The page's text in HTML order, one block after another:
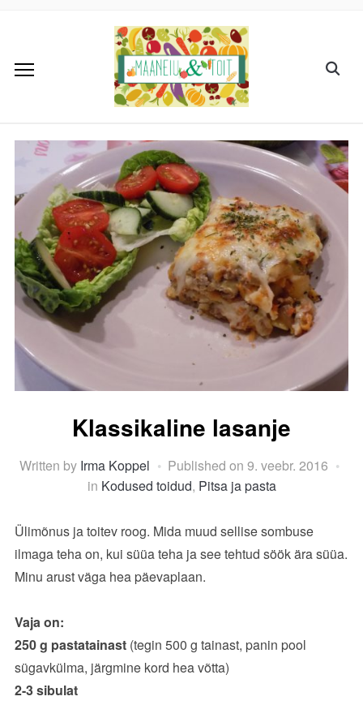
Klassikaline lasanje
Written by Irma Koppel Published on 9. veebr. 2016
in Kodused toidud, Pitsa ja pasta
Ülimõnus ja toitev roog. Mida muud sellise sombuse
ilmaga teha on, kui süüa teha ja see tehtud söök ära süüa.
Minu arust väga hea päevaplaan.
Vaja on:
250 g pastatainast (tegin 500 g tainast, panin pool
sügavkülma, järgmine kord hea võtta)
2-3 sibulat